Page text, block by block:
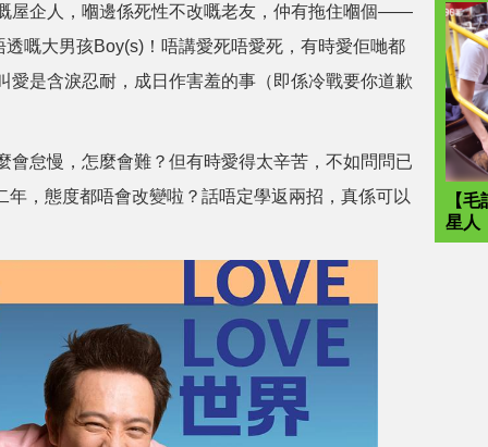
屋企人，嗰邊係死性不改嘅老友，仲有拖住嗰個——
嘅大男孩Boy(s)！唔講愛死唔愛死，有時愛佢哋都
愛是含淚忍耐，成日作害羞的事（即係冷戰要你道歉
會怠慢，怎麼會難？但有時愛得太辛苦，不如問問已
，態度都唔會改變啦？話唔定學返兩招，真係可以
【
星人